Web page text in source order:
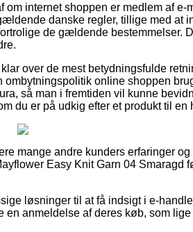
internet shoppen er medlem af e-
danske regler, tillige med at
de gældende bestemmelser.
over de mest betydningsfulde
online shoppen
så man i fremtiden vil kunne
du er på udkig efter et produkt til en
mange andre kunders erfaringer og
Easy Knit Garn 04 Smaragd
løsninger til at få indsigt i e-
en anmeldelse af deres køb, som